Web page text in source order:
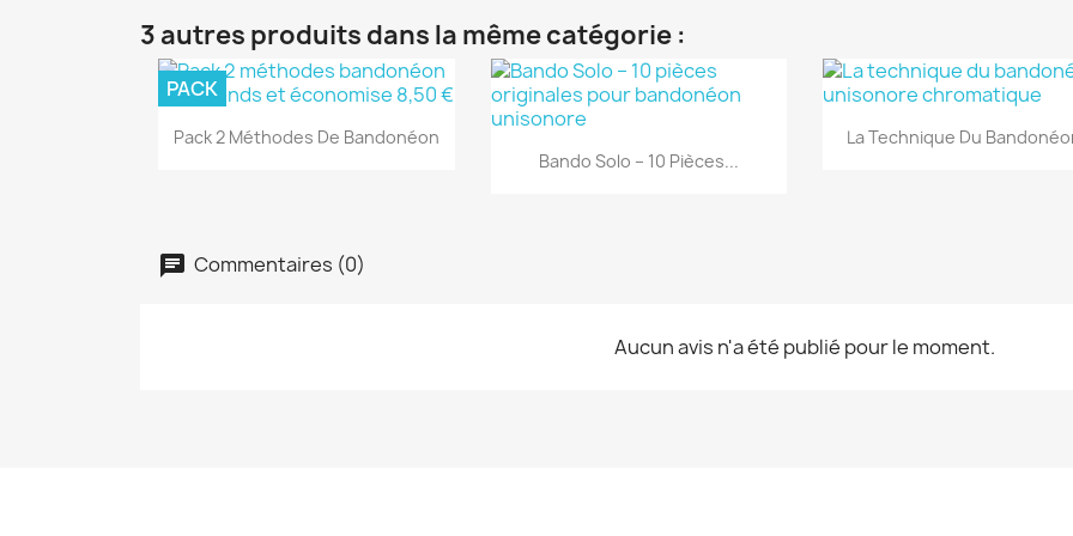
3 autres produits dans la même catégorie :
Aperçu rapide
Pack 2 Méthodes De Bandonéon
PACK
Aperçu rapide
Bando Solo – 10 Pièces...
Aperçu rapide
La Technique Du
Commentaires (0)
Aucun avis n'a été publié pour le moment.